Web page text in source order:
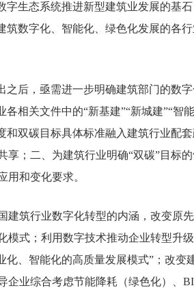
生态系统推进新型建筑业发展的基
数字化、智能化、绿色化发展的各
之后，亟需进一步明确建筑部门的数
相关文件中的“新基建”“新城建”“智
双碳目标具体标准融入建筑行业配
；二、为建筑行业明确“双碳”目标
用和变化要求。
建筑行业数字化转型的内涵，改变原
式；利用数字技术推动企业转型升
、智能化的高质量发展模式”；改变
业综合考虑节能降耗（绿色化）、